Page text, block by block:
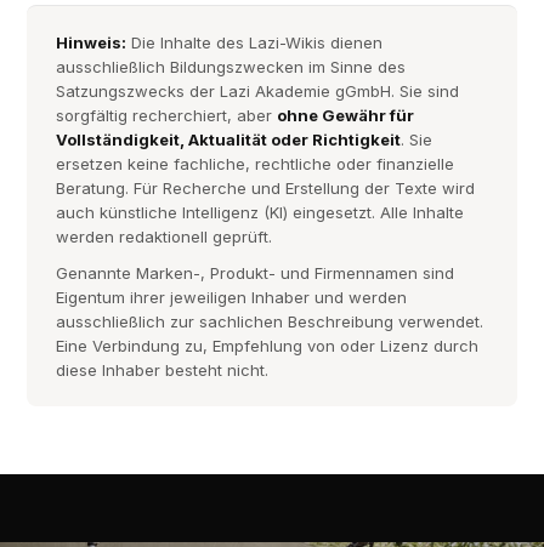
Hinweis: Die Inhalte des Lazi-Wikis dienen
ausschließlich Bildungszwecken im Sinne des
Satzungszwecks der Lazi Akademie gGmbH. Sie sind
sorgfältig recherchiert, aber ohne Gewähr für
Vollständigkeit, Aktualität oder Richtigkeit. Sie
ersetzen keine fachliche, rechtliche oder finanzielle
Beratung. Für Recherche und Erstellung der Texte wird
auch künstliche Intelligenz (KI) eingesetzt. Alle Inhalte
werden redaktionell geprüft.
Genannte Marken-, Produkt- und Firmennamen sind
Eigentum ihrer jeweiligen Inhaber und werden
ausschließlich zur sachlichen Beschreibung verwendet.
Eine Verbindung zu, Empfehlung von oder Lizenz durch
diese Inhaber besteht nicht.